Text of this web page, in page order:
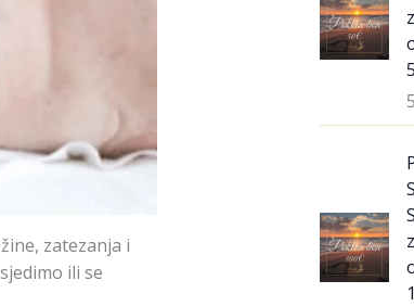
zatezanja i
ili se